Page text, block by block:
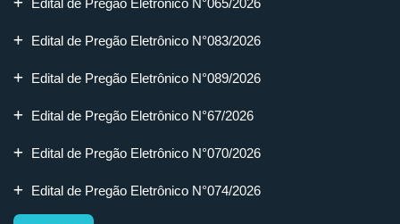
Edital de Pregão Eletrônico N°065/2026
Edital de Pregão Eletrônico N°083/2026
Edital de Pregão Eletrônico N°089/2026
Edital de Pregão Eletrônico N°67/2026
Edital de Pregão Eletrônico N°070/2026
Edital de Pregão Eletrônico N°074/2026